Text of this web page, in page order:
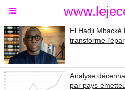
El Hadji Mbacké
transforme
Analyse
par pays